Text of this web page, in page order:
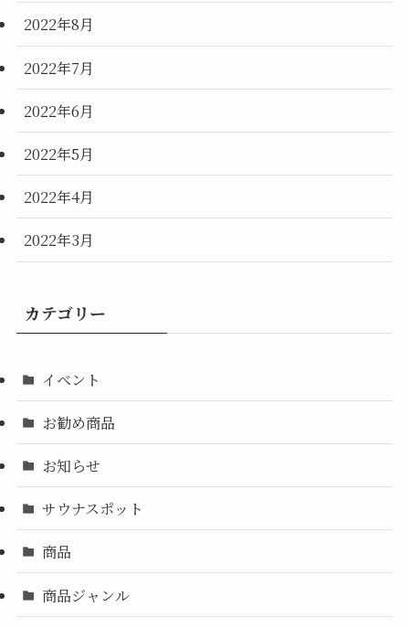
2022年8月
2022年7月
2022年6月
2022年5月
2022年4月
2022年3月
カテゴリー
イベント
お勧め商品
お知らせ
サウナスポット
商品
商品ジャンル